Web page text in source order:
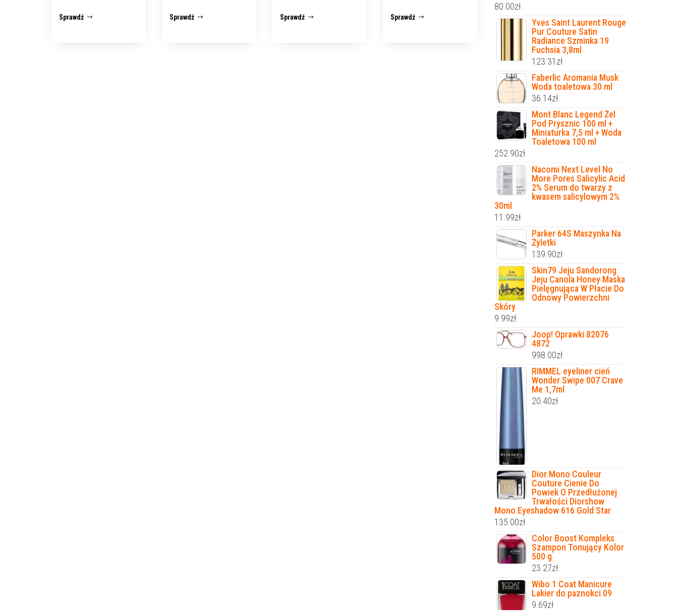
Sprawdź Sprawdź Sprawdź Sprawdź
80.00zł
Yves Saint Laurent Rouge
Pur Couture Satin
Radiance Szminka 19
Fuchsia 3,8ml
123.31 zł
Faberlic Aromania Musk
Woda toaletowa 30 ml
36.14zł
Mont Blanc Legend Żel
Pod Prysznic 100 ml +
Miniaturka 7,5 ml + Woda
Toaletowa 100 ml
252.90zł
Nacomi Next Level No
More Pores Salicylic Acid
2% Serum do twarzy z
kwasem salicylowym 2%
30ml
11.99zł
Parker 64S Maszynka Na
Żyletki
139.90zł
Skin79 Jeju Sandorong
Jeju Canola Honey Maska
Pielęgnująca W Płacie Do
Odnowy Powierzchni
Skóry
9.99zł
Joop! Oprawki 82076
4872
998.00zł
RIMMEL eyeliner cień
Wonder Swipe 007 Crave
Me 1,7ml
20.40zł
Dior Mono Couleur
Couture Cienie Do
Powiek O Przedłużonej
Trwałości Diorshow
Mono Eyeshadow 616 Gold Star
135.00zł
Color Boost Kompleks
Szampon Tonujący Kolor
500 g
23.27zł
Wibo 1 Coat Manicure
Lakier do paznokci 09
9.69zł